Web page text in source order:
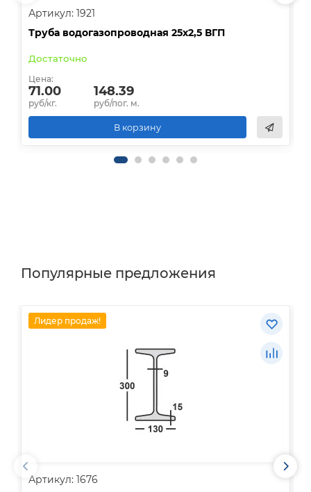
Артикул: 1921
Труба водогазопроводная 25х2,5 ВГП
Достаточно
Цена:
71.00
руб/кг.
148.39
руб/пог. м.
В корзину
Популярные предложения
Лидер продаж!
Артикул: 1676